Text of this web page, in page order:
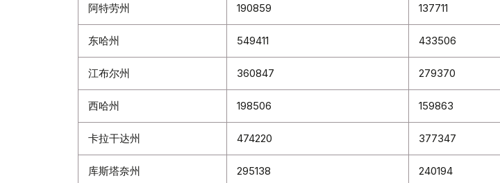
阿特劳州 190859 137711
东哈州 549411 433506
江布尔州 360847 279370
西哈州 198506 159863
卡拉干达州 474220 377347
库斯塔奈州 295138 240194